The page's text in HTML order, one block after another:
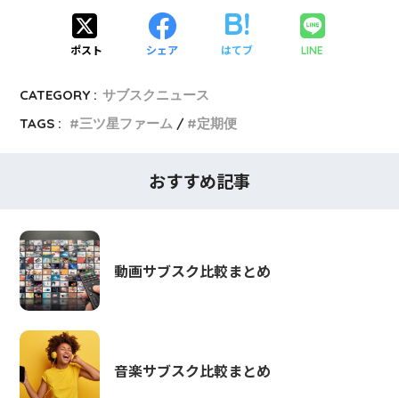
ポスト シェア はてブ LINE
CATEGORY : サブスクニュース
TAGS :
三ツ星ファーム 定期便
おすすめ記事
動画サブスク比較まとめ
音楽サブスク比較まとめ